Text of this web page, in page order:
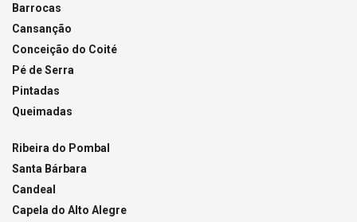
Barrocas
Cansanção
Conceição do Coité
Pé de Serra
Pintadas
Queimadas
Ribeira do Pombal
Santa Bárbara
Candeal
Capela do Alto Alegre